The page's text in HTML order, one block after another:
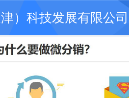
）科技发展有限公司